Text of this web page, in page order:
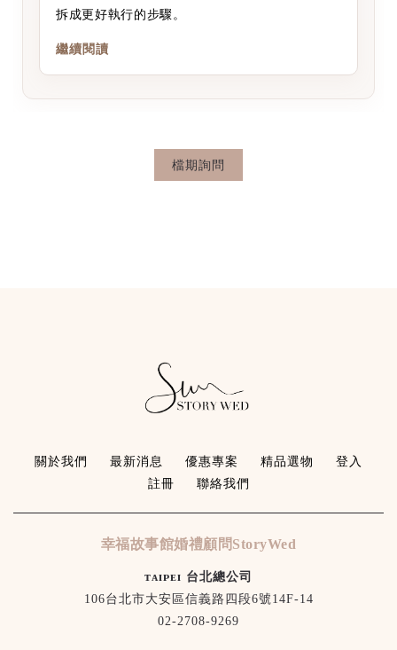
拆成更好執行的步驟。
繼續閱讀
檔期詢問
關於我們 最新消息 優惠專案 精品選物
登入
註冊
聯絡我們
幸福故事館婚禮顧問StoryWed
ᴛᴀɪᴘᴇɪ 台北總公司
106台北市大安區信義路四段6號14F-14
02-2708-9269